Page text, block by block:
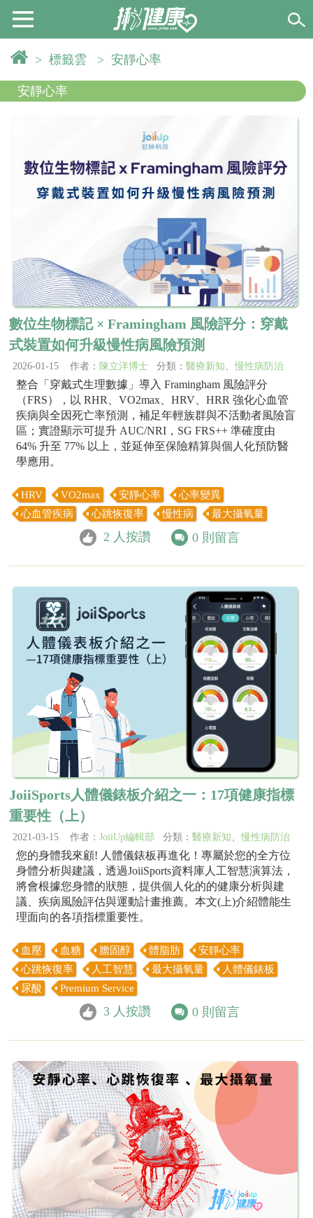
> 標籤雲 > 安靜心率
安靜心率
數位生物標記 × Framingham 風險評分：穿戴
式裝置如何升級慢性病風險預測
2026-01-15 作者： 陳立洋博士 分類： 醫療新知 、慢性病防治
整合「穿戴式生理數據」導入 Framingham 風險評分
（FRS），以 RHR、VO2max、HRV、HRR 強化心血管
疾病與全因死亡率預測，補足年輕族群與不活動者風險盲
區；實證顯示可提升 AUC/NRI，SG FRS++ 準確度由
64% 升至 77% 以上，並延伸至保險精算與個人化預防醫
學應用。
HRV VO2max 安靜心率
心率變異
心血管疾病
心跳恢復率 慢性病 最大攝氧量
2 人按讚 0 則留言
JoiiSports人體儀錶板介紹之一：17項健康指標
重要性（上）
2021-03-15 作者： JoiiUp編輯部 分類： 醫療新知 、慢性病防治
您的身體我來顧! 人體儀錶板再進化！專屬於您的全方位
身體分析與建議，透過JoiiSports資料庫人工智慧演算法，
將會根據您身體的狀態，提供個人化的的健康分析與建
議、疾病風險評估與運動計畫推薦。本文(上)介紹體能生
理面向的各項指標重要性。
血壓 血糖 膽固醇 體脂肪
安靜心率
心跳恢復率
人工智慧 最大攝氧量
人體儀錶板
尿酸
Premium Service
3 人按讚 0 則留言